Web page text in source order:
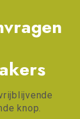
knop.